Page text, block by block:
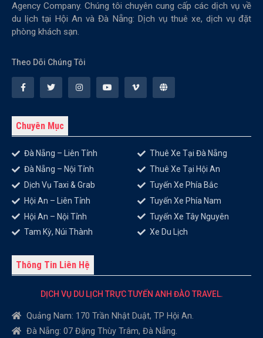
Agency Company. Chúng tôi chuyên cung cấp các dịch vụ về
du lịch tại Hội An và Đà Nẵng: Dịch vụ thuê xe, dịch vụ đặt
phòng khách sạn.
Theo Dõi Chúng Tôi
Chuyên Mục
Đà Nẵng – Liên Tỉnh
Đà Nẵng – Nội Tỉnh
Dịch Vụ Taxi & Grab
Hội An – Liên Tỉnh
Hội An – Nội Tỉnh
Tam Kỳ, Núi Thành
Thuê Xe Tại Đà Nẵng
Thuê Xe Tại Hội An
Tuyến Xe Phía Bắc
Tuyến Xe Phía Nam
Tuyến Xe Tây Nguyên
Xe Du Lịch
Thông Tin Liên Hệ
DỊCH VỤ DU LỊCH TRỰC TUYẾN ANH ĐÀO TRAVEL.
Quảng Nam: 170 Trần Nhật Duật, TP Hội An.
Đà Nẵng: 07 Đặng Thùy Trâm, Đà Nẵng.